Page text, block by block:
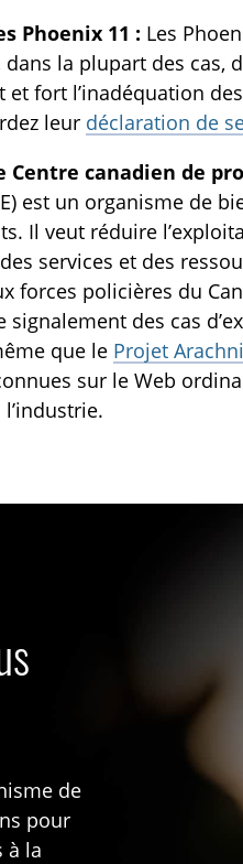
Phoenix 11 : Les
dans la plupart des cas,
et fort l’inadéquation
leur déclaration de
canadien de
est un organisme de
Il veut réduire
services et des
forces policières du
signalement des cas
que le Projet
sur le Web
de
pour
à la